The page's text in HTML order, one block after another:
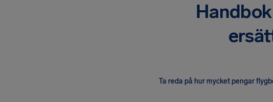
Ta reda på hur mycket pengar